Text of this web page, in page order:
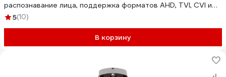
распознавание лица, поддержка форматов AHD, TVI, CVI и
CVBS с разрешением 10 10-0001056
5(10)
В корзину